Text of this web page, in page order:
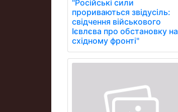
"Російські сили
прориваються звідусіль:
свідчення військового
Ієвлєва про обстановку на
східному фронті"